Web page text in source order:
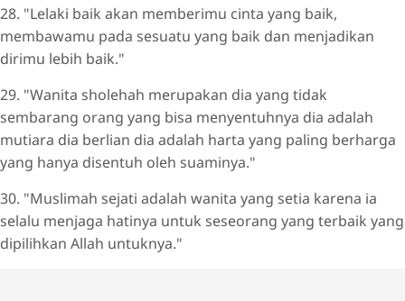
28. "Lelaki baik akan memberimu cinta yang baik,
membawamu pada sesuatu yang baik dan menjadikan
dirimu lebih baik."
29. "Wanita sholehah merupakan dia yang tidak
sembarang orang yang bisa menyentuhnya dia adalah
mutiara dia berlian dia adalah harta yang paling berharga
yang hanya disentuh oleh suaminya."
30. "Muslimah sejati adalah wanita yang setia karena ia
selalu menjaga hatinya untuk seseorang yang terbaik yang
dipilihkan Allah untuknya."